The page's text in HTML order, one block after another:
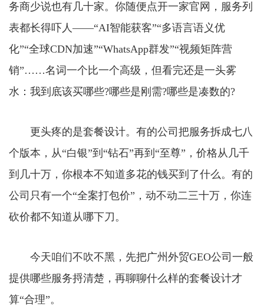
务商少说也有几十家。你随便点开一家官网，服务列
表都长得吓人——“AI智能获客”“多语言语义优
化”“全球CDN加速”“WhatsApp群发”“视频矩阵营
销”……名词一个比一个高级，但看完还是一头雾
水：我到底该买哪些?哪些是刚需?哪些是凑数的?
更头疼的是套餐设计。有的公司把服务拆成七八
个版本，从“白银”到“钻石”再到“至尊”，价格从几千
到几十万，你根本不知道多花的钱买到了什么。有的
公司只有一个“全案打包价”，动不动二三十万，你连
砍价都不知道从哪下刀。
今天咱们不吹不黑，先把广州外贸GEO公司一般
提供哪些服务捋清楚，再聊聊什么样的套餐设计才
算“合理”。